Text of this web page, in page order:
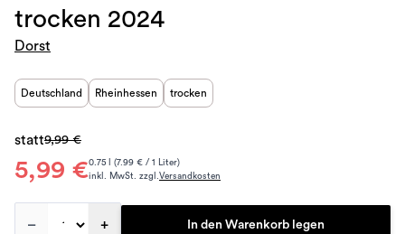
trocken 2024
Dorst
Deutschland Rheinhessen trocken
5,99 €
statt9,99 €
0.75 l (7.99 € / 1 Liter)
inkl. MwSt. zzgl.Versandkosten
– + In den Warenkorb legen